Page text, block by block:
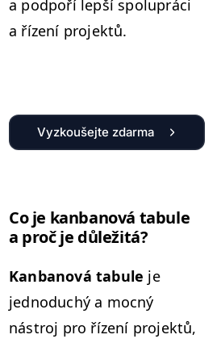
a pod­poří lep­ší spoluprá­ci
a řízení projektů.
Vyzkoušejte zdarma
Co je kan­banová tab­ule
a proč je důležitá?
Kan­banová tab­ule je
jednoduchý a moc­ný
nástroj pro řízení pro­jek­tů,